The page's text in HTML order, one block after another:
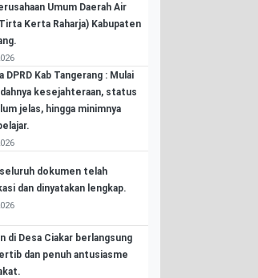
Umum Daerah Air
Kerta Raharja) Kabupaten
DPRD Kab Tangerang : Mulai
kesejahteraan, status
jelas, hingga minimnya
dokumen telah
dan dinyatakan lengkap.
di Desa Ciakar berlangsung
dan penuh antusiasme